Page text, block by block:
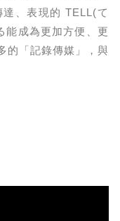
、表現的 TELL(て
能成為更加方便、更
的「記錄傳媒」，與